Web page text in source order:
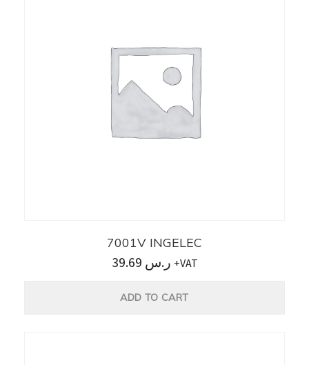
7001V INGELEC
ر.س +VAT
ADD TO CART